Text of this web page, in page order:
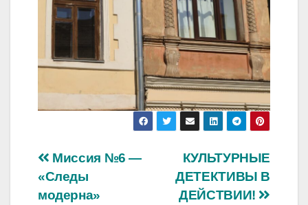
Навигация
по
КУЛЬТУРНЫЕ
ДЕТЕКТИВЫ В
ДЕЙСТВИИ!
Миссия №6 —
«Следы
модерна»